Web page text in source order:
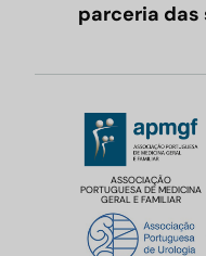
parceria
ASSOCIAÇÃO
PORTUGUESA DE MEDICINA
GERAL E FAMILIAR